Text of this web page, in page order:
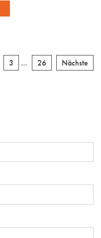
3 … 26 Nächste